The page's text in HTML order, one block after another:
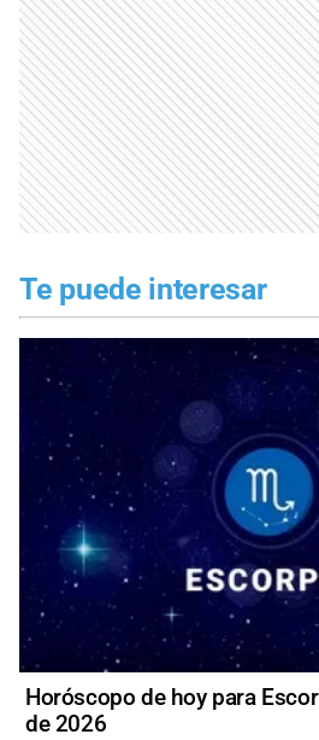
Te puede interesar
Horóscopo de hoy para
de 2026